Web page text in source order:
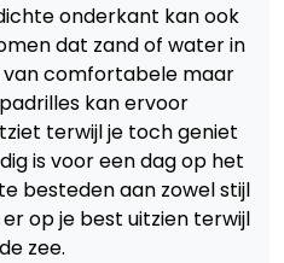
onderkant kan ook
dat zand of water in
comfortabele maar
kan ervoor
terwijl je toch geniet
is voor een dag op het
besteden aan zowel stijl
op je best uitzien terwijl
zee.